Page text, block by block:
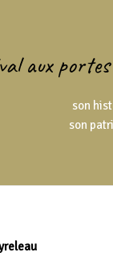
aux
son
son